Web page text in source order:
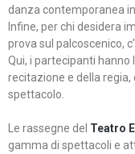
danza contemporanea
Infine, per chi desidera
prova sul palcoscenico,
Qui, i partecipanti hanno
recitazione e della
spettacolo.
Le rassegne del Teatro
gamma di spettacoli e